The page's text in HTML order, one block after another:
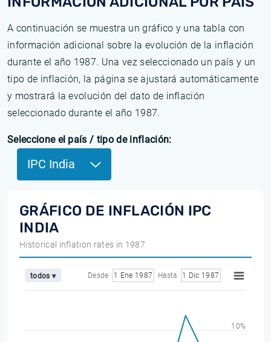
A continuación se muestra un gráfico y una tabla con
información adicional sobre la evolución de la inflación
durante el año 1987. Una vez seleccionado un país y un
tipo de inflación, la página se ajustará automáticamente
y mostrará la evolución del dato de inflación
seleccionado durante el año 1987.
Seleccione el país / tipo de inflación:
IPC India
GRÁFICO DE INFLACIÓN IPC
INDIA
Historical inflation rates in 1987
todos ▾ Desde 1 Ene 1987 Hasta 1 Dic 1987
10%